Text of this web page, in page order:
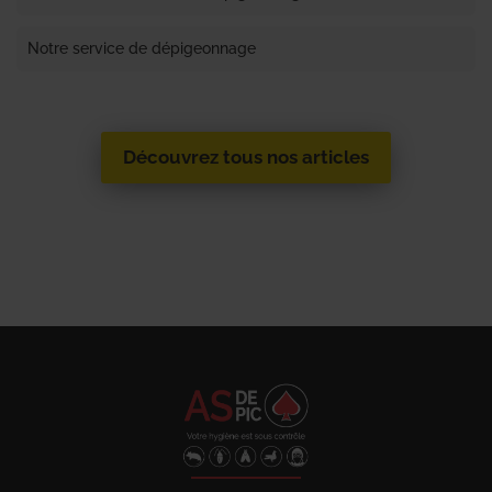
Notre service de dépigeonnage
Découvrez tous nos articles